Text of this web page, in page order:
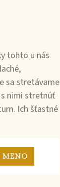
tohto u nás
sa stretávame
nimi stretnúť
Ich šťastné